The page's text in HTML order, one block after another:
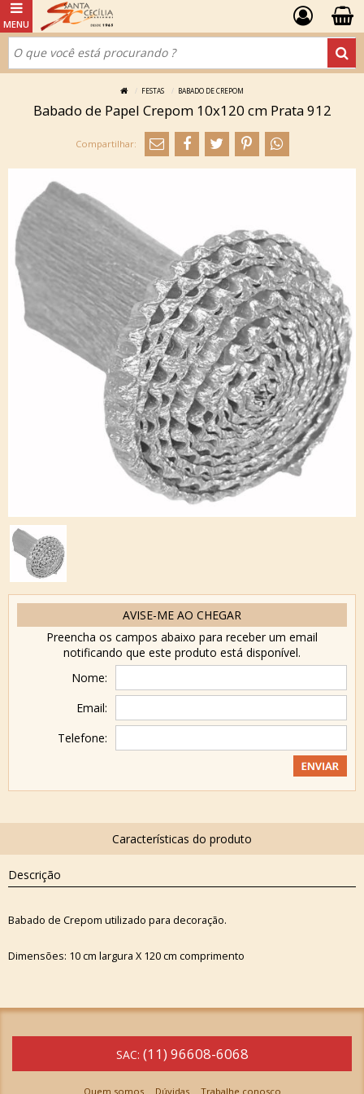
FESTAS BABADO DE CREPOM
Babado de Papel Crepom 10x120 cm Prata 912
AVISE-ME AO CHEGAR
Preencha os campos abaixo para receber um email
notificando que este produto está disponível.
Nome:
Email:
Telefone:
Descrição
Babado de Crepom utilizado para decoração.
Dimensões: 10 cm largura X 120 cm comprimento
SAC: (11) 96608-6068
Quem somos Dúvidas Trabalhe conosco